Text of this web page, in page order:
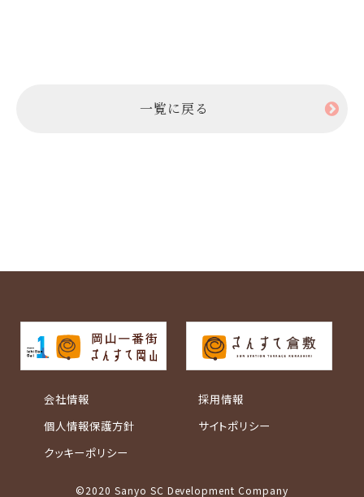
一覧に戻る
会社情報
個人情報保護方針
クッキーポリシー
採用情報
サイトポリシー
©2020 Sanyo SC Development Company